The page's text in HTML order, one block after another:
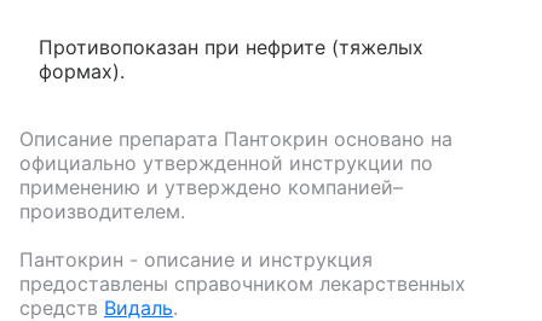
Противопоказан при нефрите (тяжелых
формах).
Описание препарата Пантокрин основано на
официально утвержденной инструкции по
применению и утверждено компанией–
производителем.
Пантокрин - описание и инструкция
предоставлены справочником лекарственных
средств Видаль.